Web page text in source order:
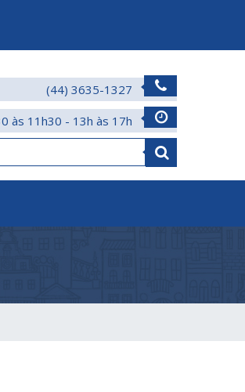
(44) 3635-1327
às 11h30 - 13h às 17h